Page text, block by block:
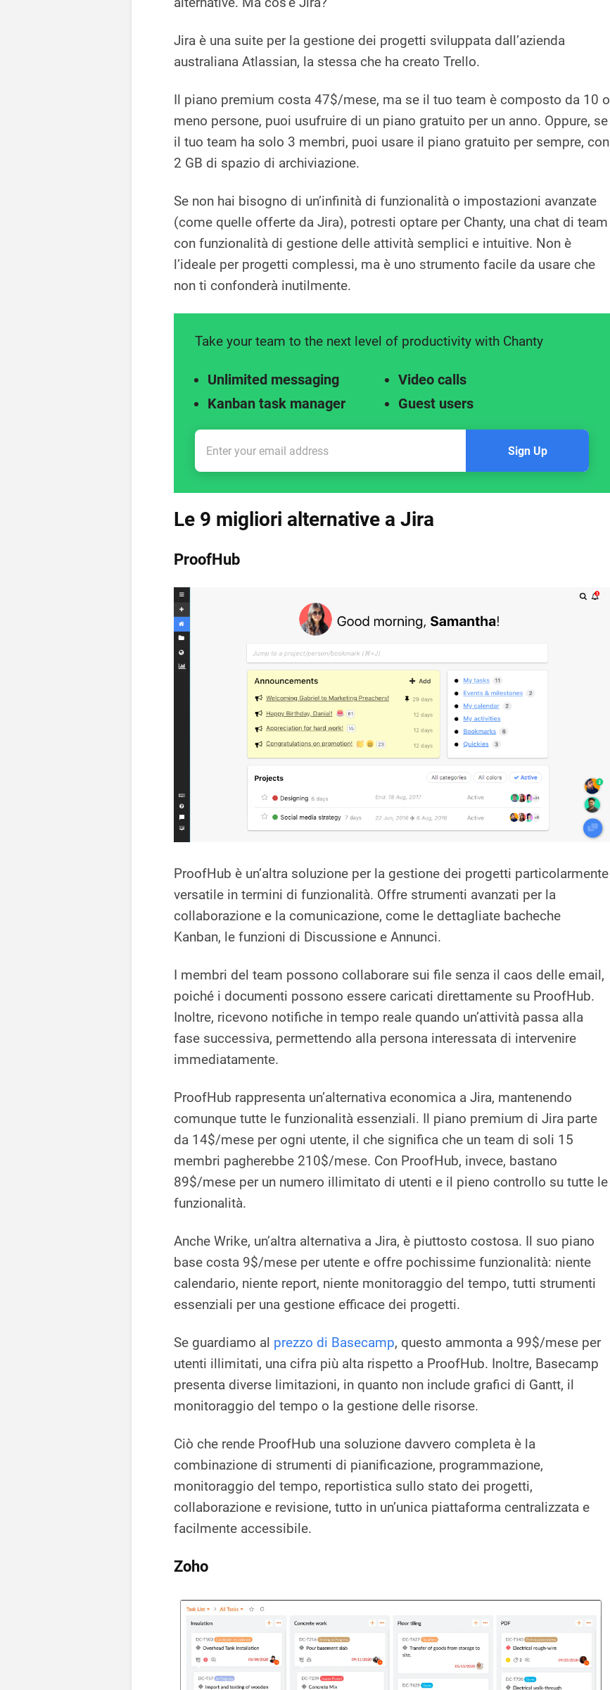
Jira è una suite per la gestione dei progetti sviluppata dall’azienda
australiana Atlassian, la stessa che ha creato Trello.
Il piano premium costa 47$/mese, ma se il tuo team è composto da 10 o
meno persone, puoi usufruire di un piano gratuito per un anno. Oppure, se
il tuo team ha solo 3 membri, puoi usare il piano gratuito per sempre, con
2 GB di spazio di archiviazione.
Se non hai bisogno di un’infinità di funzionalità o impostazioni avanzate
(come quelle offerte da Jira), potresti optare per Chanty, una chat di team
con funzionalità di gestione delle attività semplici e intuitive. Non è
l’ideale per progetti complessi, ma è uno strumento facile da usare che
non ti confonderà inutilmente.
Take your team to the next level of productivity with Chanty
Unlimited messaging
Video calls
Kanban task manager
Guest users
Sign Up
Le 9 migliori alternative a Jira
ProofHub
ProofHub è un’altra soluzione per la gestione dei progetti particolarmente
versatile in termini di funzionalità. Offre strumenti avanzati per la
collaborazione e la comunicazione, come le dettagliate bacheche
Kanban, le funzioni di Discussione e Annunci.
I membri del team possono collaborare sui file senza il caos delle email,
poiché i documenti possono essere caricati direttamente su ProofHub.
Inoltre, ricevono notifiche in tempo reale quando un’attività passa alla
fase successiva, permettendo alla persona interessata di intervenire
immediatamente.
ProofHub rappresenta un’alternativa economica a Jira, mantenendo
comunque tutte le funzionalità essenziali. Il piano premium di Jira parte
da 14$/mese per ogni utente, il che significa che un team di soli 15
membri pagherebbe 210$/mese. Con ProofHub, invece, bastano
89$/mese per un numero illimitato di utenti e il pieno controllo su tutte le
funzionalità.
Anche Wrike, un’altra alternativa a Jira, è piuttosto costosa. Il suo piano
base costa 9$/mese per utente e offre pochissime funzionalità: niente
calendario, niente report, niente monitoraggio del tempo, tutti strumenti
essenziali per una gestione efficace dei progetti.
Se guardiamo al prezzo di Basecamp, questo ammonta a 99$/mese per
utenti illimitati, una cifra più alta rispetto a ProofHub. Inoltre, Basecamp
presenta diverse limitazioni, in quanto non include grafici di Gantt, il
monitoraggio del tempo o la gestione delle risorse.
Ciò che rende ProofHub una soluzione davvero completa è la
combinazione di strumenti di pianificazione, programmazione,
monitoraggio del tempo, reportistica sullo stato dei progetti,
collaborazione e revisione, tutto in un’unica piattaforma centralizzata e
facilmente accessibile.
Zoho